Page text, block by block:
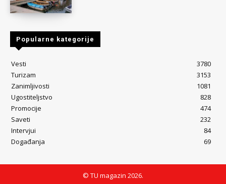
Popularne kategorije
Vesti
3780
Turizam
3153
Zanimljivosti
1081
Ugostiteljstvo
828
Promocije
474
Saveti
232
Intervjui
84
Događanja
69
© TU magazin 2026.